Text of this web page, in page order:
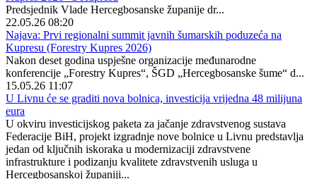
Predsjednik Vlade Hercegbosanske županije dr...
22.05.26 08:20
Najava: Prvi regionalni summit javnih šumarskih poduzeća na
Kupresu (Forestry Kupres 2026)
Nakon deset godina uspješne organizacije međunarodne
konferencije „Forestry Kupres“, ŠGD „Hercegbosanske šume“ d...
15.05.26 11:07
U Livnu će se graditi nova bolnica, investicija vrijedna 48 milijuna
eura
U okviru investicijskog paketa za jačanje zdravstvenog sustava
Federacije BiH, projekt izgradnje nove bolnice u Livnu predstavlja
jedan od ključnih iskoraka u modernizaciji zdravstvene
infrastrukture i podizanju kvalitete zdravstvenih usluga u
Hercegbosanskoj županiji...